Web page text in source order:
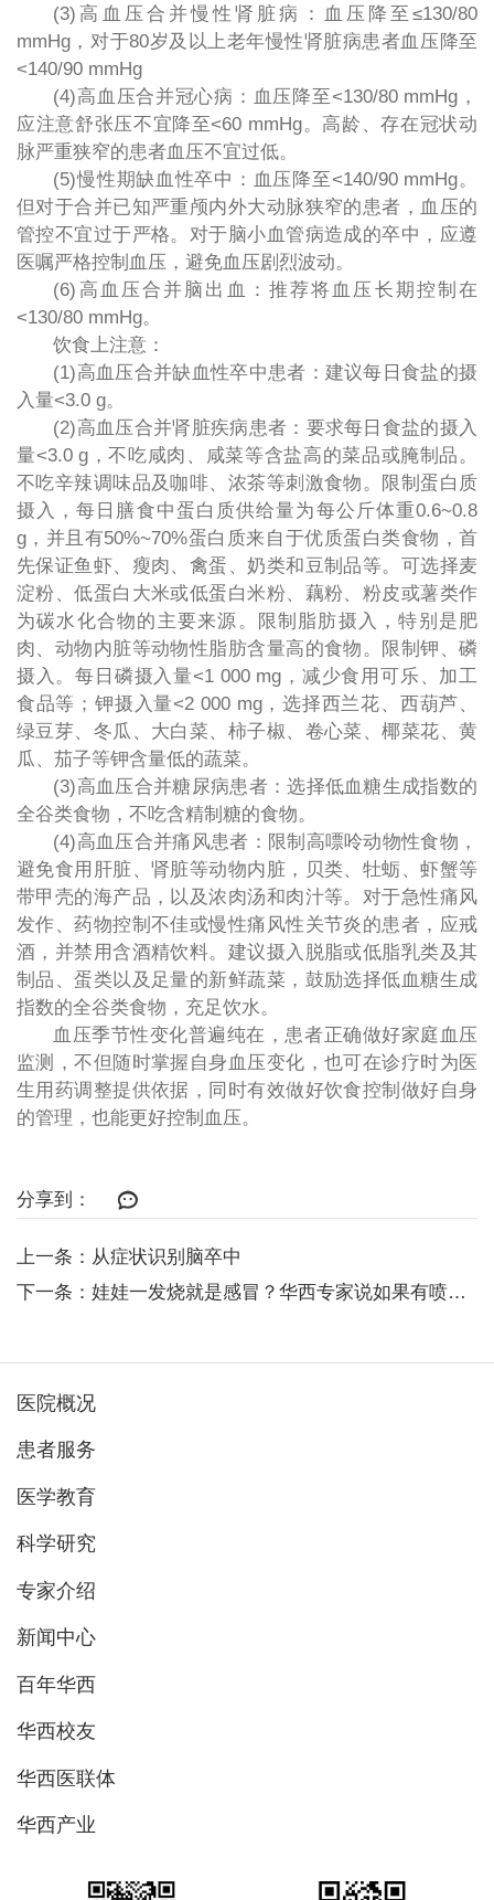
(3)高血压合并慢性肾脏病：血压降至≤130/80
mmHg，对于80岁及以上老年慢性肾脏病患者血压降至
<140/90 mmHg
(4)高血压合并冠心病：血压降至<130/80 mmHg，
应注意舒张压不宜降至<60 mmHg。高龄、存在冠状动
脉严重狭窄的患者血压不宜过低。
(5)慢性期缺血性卒中：血压降至<140/90 mmHg。
但对于合并已知严重颅内外大动脉狭窄的患者，血压的
管控不宜过于严格。对于脑小血管病造成的卒中，应遵
医嘱严格控制血压，避免血压剧烈波动。
(6)高血压合并脑出血：推荐将血压长期控制在
<130/80 mmHg。
饮食上注意：
(1)高血压合并缺血性卒中患者：建议每日食盐的摄
入量<3.0 g。
(2)高血压合并肾脏疾病患者：要求每日食盐的摄入
量<3.0 g，不吃咸肉、咸菜等含盐高的菜品或腌制品。
不吃辛辣调味品及咖啡、浓茶等刺激食物。限制蛋白质
摄入，每日膳食中蛋白质供给量为每公斤体重0.6~0.8
g，并且有50%~70%蛋白质来自于优质蛋白类食物，首
先保证鱼虾、瘦肉、禽蛋、奶类和豆制品等。可选择麦
淀粉、低蛋白大米或低蛋白米粉、藕粉、粉皮或薯类作
为碳水化合物的主要来源。限制脂肪摄入，特别是肥
肉、动物内脏等动物性脂肪含量高的食物。限制钾、磷
摄入。每日磷摄入量<1 000 mg，减少食用可乐、加工
食品等；钾摄入量<2 000 mg，选择西兰花、西葫芦、
绿豆芽、冬瓜、大白菜、柿子椒、卷心菜、椰菜花、黄
瓜、茄子等钾含量低的蔬菜。
(3)高血压合并糖尿病患者：选择低血糖生成指数的
全谷类食物，不吃含精制糖的食物。
(4)高血压合并痛风患者：限制高嘌呤动物性食物，
避免食用肝脏、肾脏等动物内脏，贝类、牡蛎、虾蟹等
带甲壳的海产品，以及浓肉汤和肉汁等。对于急性痛风
发作、药物控制不佳或慢性痛风性关节炎的患者，应戒
酒，并禁用含酒精饮料。建议摄入脱脂或低脂乳类及其
制品、蛋类以及足量的新鲜蔬菜，鼓励选择低血糖生成
指数的全谷类食物，充足饮水。
血压季节性变化普遍纯在，患者正确做好家庭血压
监测，不但随时掌握自身血压变化，也可在诊疗时为医
生用药调整提供依据，同时有效做好饮食控制做好自身
的管理，也能更好控制血压。
分享到：
上一条：从症状识别脑卒中
下一条：娃娃一发烧就是感冒？华西专家说如果有喷射性呕吐，谨防是化脓性脑膜炎...
医院概况
患者服务
医学教育
科学研究
专家介绍
新闻中心
百年华西
华西校友
华西医联体
华西产业